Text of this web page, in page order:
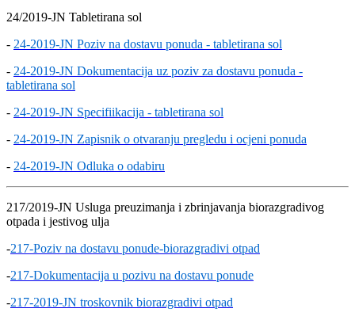
24/2019-JN Tabletirana sol
- 24-2019-JN Poziv na dostavu ponuda - tabletirana sol
- 24-2019-JN Dokumentacija uz poziv za dostavu ponuda -
tabletirana sol
- 24-2019-JN Specifiikacija - tabletirana sol
- 24-2019-JN Zapisnik o otvaranju pregledu i ocjeni ponuda
- 24-2019-JN Odluka o odabiru
217/2019-JN Usluga preuzimanja i zbrinjavanja biorazgradivog
otpada i jestivog ulja
-217-Poziv na dostavu ponude-biorazgradivi otpad
-217-Dokumentacija u pozivu na dostavu ponude
-217-2019-JN troskovnik biorazgradivi otpad